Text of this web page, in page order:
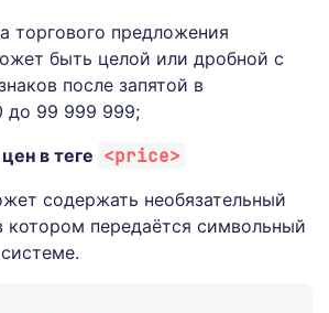
торгового предложения
быть целой или дробной с
после запятой в
до 99 999 999;
в теге <price>
содержать необязательный
котором передаётся символьный